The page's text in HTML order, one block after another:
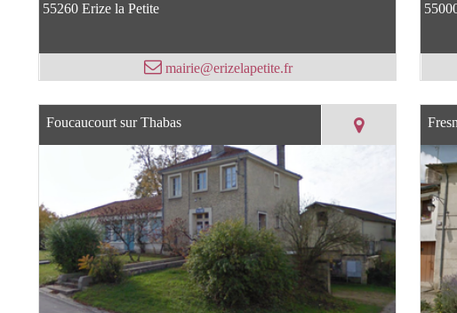
55260 Erize la Petite
mairie@erizelapetite.fr
Foucaucourt sur Thabas